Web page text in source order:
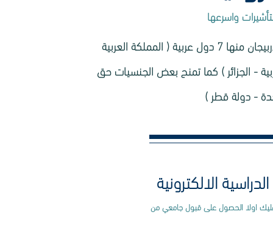
واسرعها
تمنح جمهورية اذربيجان مواطني 78 دولة حق استخراج فيزا اذربيجان الدراسية الالكترونية قبل الوصول الى أذربيجان منها 7 دول عربية ( المملكة العربية
- الجزائر ) كما تمنح بعض الجنسيات حق
- دولة قطر )
الالكترونية
عليك اولا الحصول على قبول جامعي من